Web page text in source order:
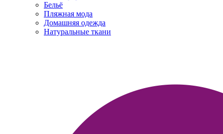
Бельё
Пляжная мода
Домашняя одежда
Натуральные ткани